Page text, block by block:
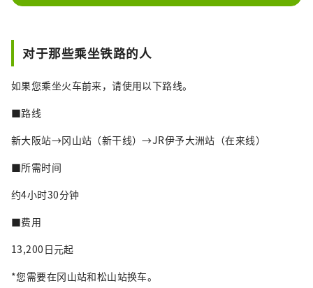
对于那些乘坐铁路的人
如果您乘坐火车前来，请使用以下路线。
■路线
新大阪站→冈山站（新干线）→JR伊予大洲站（在来线）
■所需时间
约4小时30分钟
■费用
13,200日元起
*您需要在冈山站和松山站换车。